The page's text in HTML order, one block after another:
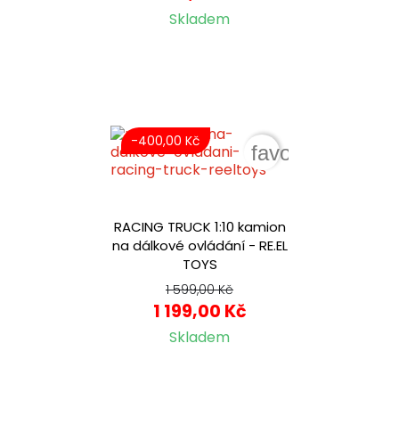
Skladem
RACING TRUCK 1:10 kamion
na dálkové ovládání - RE.EL
TOYS
1 599,00 Kč
1 199,00 Kč
Skladem
-400,00 Kč
favorite_border